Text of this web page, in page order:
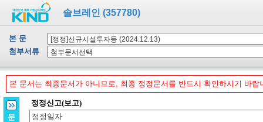
솔브레인 (357780)
본 문
첨부서류
본 문서는 최종문서가 아니므로, 최종 정정문서를 반드시 확인하시기 바랍
문